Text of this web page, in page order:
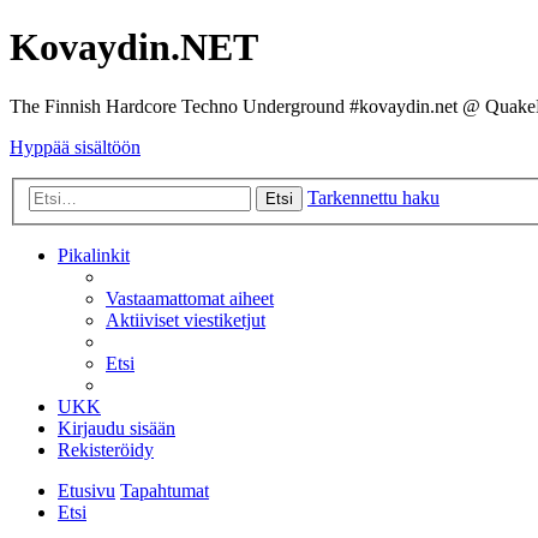
Kovaydin.NET
The Finnish Hardcore Techno Underground #kovaydin.net @
Hyppää sisältöön
Etsi Tarkennettu haku
Pikalinkit
Vastaamattomat aiheet
Aktiiviset viestiketjut
Etsi
UKK
Kirjaudu sisään
Rekisteröidy
Etusivu Tapahtumat
Etsi